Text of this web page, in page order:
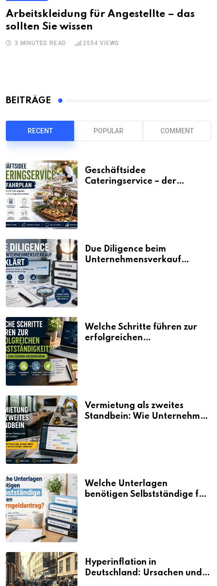
Arbeitskleidung für Angestellte – das
sollten Sie wissen
3 MINUTES READ 2554 VIEWS
BEITRÄGE
RECENT POPULAR COMMENT
Geschäftsidee
Cateringservice – der
Due Diligence beim
Unternehmensverkauf
Welche Schritte führen zur
erfolgreichen
Vermietung als zweites
Standbein: Wie Unternehmen
Welche Unterlagen
benötigen Selbstständige für
Hyperinflation in
Deutschland: Ursachen und